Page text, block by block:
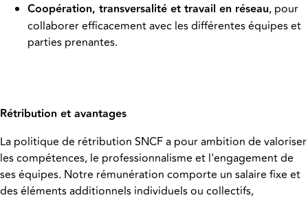
Coopération, transversalité et travail en réseau, pour
collaborer efficacement avec les différentes équipes et
parties prenantes.
Rétribution et avantages
La politique de rétribution SNCF a pour ambition de valoriser
les compétences, le professionnalisme et l'engagement de
ses équipes. Notre rémunération comporte un salaire fixe et
des éléments additionnels individuels ou collectifs,